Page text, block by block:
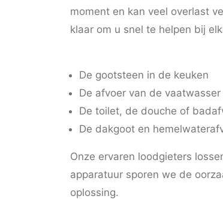
moment en kan veel overlast
klaar om u snel te helpen bij
De gootsteen in de keuken
De afvoer van de
De toilet, de douche of
De dakgoot en
Onze ervaren loodgieters
apparatuur sporen we de
oplossing.